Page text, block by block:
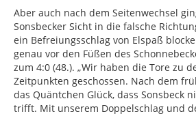
Aber auch nach dem Seitenwechsel
Sonsbecker Sicht in die falsche
ein Befreiungsschlag von Elspaß
genau vor den Füßen des
zum 4:0 (48.). „Wir haben die Tore zu
Zeitpunkten geschossen. Nach dem
das Quäntchen Glück, dass Sonsbeck
trifft. Mit unserem Doppelschlag und